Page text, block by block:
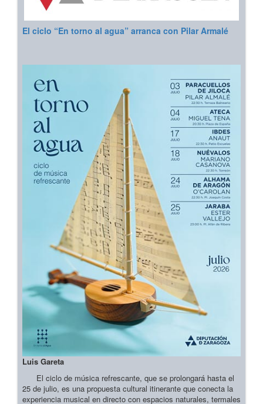
El ciclo “En torno al agua” arranca con Pilar Armalé
Luis Gareta
El ciclo de música refrescante, que se prolongará hasta el
25 de julio, es una propuesta cultural itinerante que conecta la
experiencia musical en directo con espacios naturales, termales